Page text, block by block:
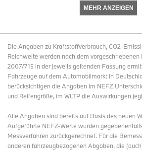
Avus-Denkmal mit BMW Motorrad
daran erinnert. Ebenfalls in Berlin zu
nur Produktionsstandort, es ist vielmehr
internationale Motorradproduktion von
In edler Weise ergänzt wird Schwarz bei
von zahlreichen Chromteilen der Design
edle und langlebige galvanische
Oberfläche lässt sich an diesen Teilen
Lenkergewichten, Spiegeln,
Motorgehäusedeckel, Zylinderkopfhauben
Ansaugrohre.
MEHR ANZEIGEN
Die Angaben zu Kraftstoffverbrauch, CO2-
Reichweite werden nach dem vorgeschriebenen
2007/715 in der jeweils geltenden Fassung
Fahrzeuge auf dem Automobilmarkt in
berücksichtigen die Angaben im NEFZ
und Reifengröße, im WLTP die Auswirkungen
Alle Angaben sind bereits auf Basis des neuen
Aufgeführte NEFZ-Werte wurden
Messverfahren zurückgerechnet. Für die
anderen fahrzeugbezogenen Abgaben, die